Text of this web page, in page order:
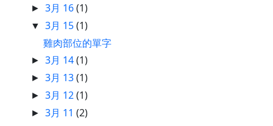
►3月 16(1)
▼3月 15(1)
雞肉部位的單字
►3月 14(1)
►3月 13(1)
►3月 12(1)
►3月 11(2)